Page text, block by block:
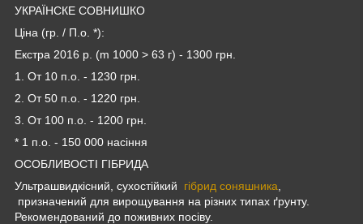
УКРАЇНСКЕ СОВНИШКО
Ціна (гр. / П.о. *):
Екстра 2016 р. (m 1000 > 63 г) - 1300 грн.
1. От 10 п.о. - 1230 грн.
2. От 50 п.о. - 1220 грн.
3. От 100 п.о. - 1200 грн.
* 1 п.о. - 150 000 насіння
ОСОБЛИВОСТІ ГІБРИДА
Ультрашвидкісний, сухостійкий гібрид соняшника
призначений для вирощування на різних типах ґрунту.
Рекомендований до поживних посіву.